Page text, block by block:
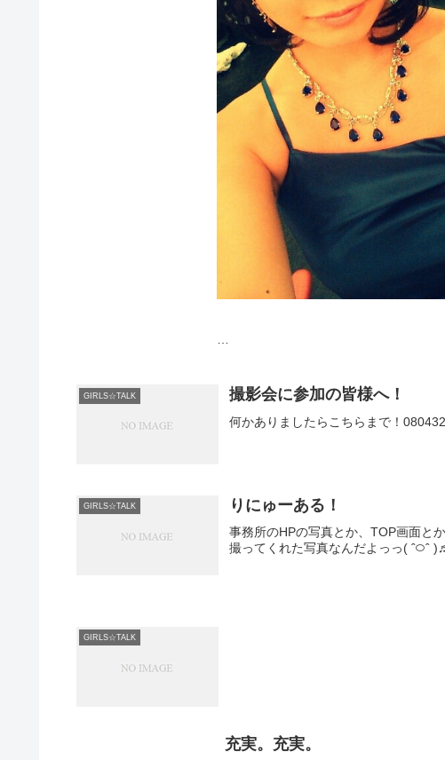
首のアクセサリーも素敵でしょ？
明日は、ママパパがあそびにくるよー！
今日もゆっくりやすみます♩
GIRLS☆TALK 撮影会に参加の皆様へ！
何かありましたらこちらまで！
GIRLS☆TALK りにゅーある！
事務所のHPの写真とか、TOP画面
撮ってくれた写真なんだよっっ( ˆ࿀ˆ
GIRLS☆TALK
充実。充実。